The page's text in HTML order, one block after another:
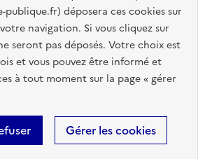
publique.fr) déposera ces cookies sur
navigation. Si vous cliquez sur
seront pas déposés. Votre choix est
et vous pouvez être informé et
à tout moment sur la page « gérer
Gérer les cookies
conforme
Données personnelles
les textes de ce site sont sous